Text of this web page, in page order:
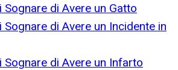
di Avere un Gatto
di Avere un Incidente in
Sognare di Avere un Infarto